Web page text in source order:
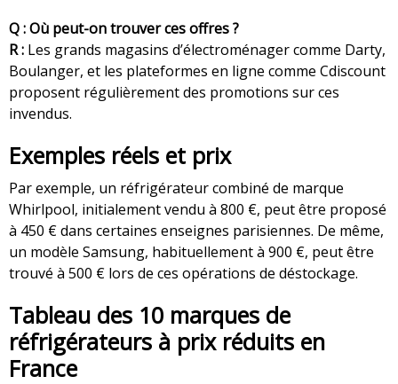
Q : Où peut-on trouver ces offres ?
R : Les grands magasins d’électroménager comme Darty,
Boulanger, et les plateformes en ligne comme Cdiscount
proposent régulièrement des promotions sur ces
invendus.
Exemples réels et prix
Par exemple, un réfrigérateur combiné de marque
Whirlpool, initialement vendu à 800 €, peut être proposé
à 450 € dans certaines enseignes parisiennes. De même,
un modèle Samsung, habituellement à 900 €, peut être
trouvé à 500 € lors de ces opérations de déstockage.
Tableau des 10 marques de
réfrigérateurs à prix réduits en
France